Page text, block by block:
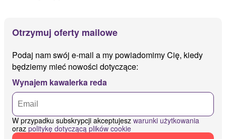
Otrzymuj oferty mailowe
Podaj nam swój e-mail a my powiadomimy Cię, kiedy
będziemy mieć nowości dotyczące:
Wynajem kawalerka reda
W przypadku subskrypcji akceptujesz warunki użytkowania
oraz politykę dotyczącą plików cookie